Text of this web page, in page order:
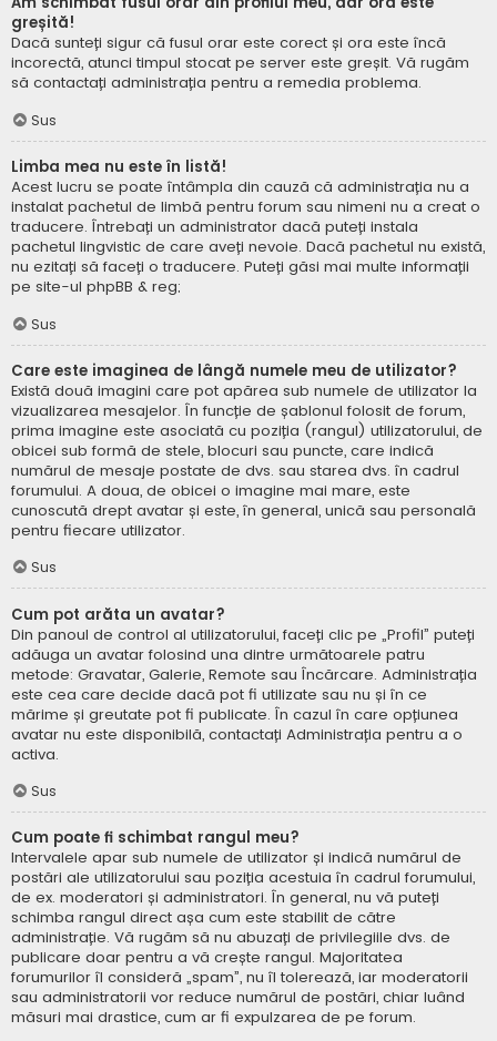
greșită!
Dacă sunteți sigur că fusul orar este corect și ora este încă
incorectă, atunci timpul stocat pe server este greșit. Vă rugăm
să contactați administrația pentru a remedia problema.
Sus
Limba mea nu este în listă!
Acest lucru se poate întâmpla din cauză că administrația nu a
instalat pachetul de limbă pentru forum sau nimeni nu a creat o
traducere. Întrebați un administrator dacă puteți instala
pachetul lingvistic de care aveți nevoie. Dacă pachetul nu există,
nu ezitați să faceți o traducere. Puteți găsi mai multe informații
pe site-ul phpBB & reg;
Sus
Care este imaginea de lângă numele meu de utilizator?
Există două imagini care pot apărea sub numele de utilizator la
vizualizarea mesajelor. În funcție de șablonul folosit de forum,
prima imagine este asociată cu poziția (rangul) utilizatorului, de
obicei sub formă de stele, blocuri sau puncte, care indică
numărul de mesaje postate de dvs. sau starea dvs. în cadrul
forumului. A doua, de obicei o imagine mai mare, este
cunoscută drept avatar și este, în general, unică sau personală
pentru fiecare utilizator.
Sus
Cum pot arăta un avatar?
Din panoul de control al utilizatorului, faceți clic pe „Profil” puteți
adăuga un avatar folosind una dintre următoarele patru
metode: Gravatar, Galerie, Remote sau Încărcare. Administrația
este cea care decide dacă pot fi utilizate sau nu și în ce
mărime și greutate pot fi publicate. În cazul în care opțiunea
avatar nu este disponibilă, contactați Administrația pentru a o
activa.
Sus
Cum poate fi schimbat rangul meu?
Intervalele apar sub numele de utilizator și indică numărul de
postări ale utilizatorului sau poziția acestuia în cadrul forumului,
de ex. moderatori și administratori. În general, nu vă puteți
schimba rangul direct așa cum este stabilit de către
administrație. Vă rugăm să nu abuzați de privilegiile dvs. de
publicare doar pentru a vă crește rangul. Majoritatea
forumurilor îl consideră „spam”, nu îl tolerează, iar moderatorii
sau administratorii vor reduce numărul de postări, chiar luând
măsuri mai drastice, cum ar fi expulzarea de pe forum.